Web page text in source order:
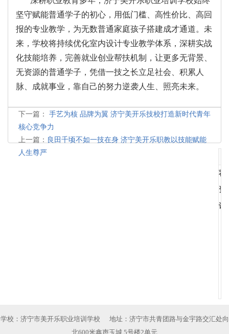
坚守赋能普通学子的初心，用低门槛、高性价比、高回
报的专业教学，为无数普通家庭孩子搭建成才通道。未
来，学校将持续优化室内设计专业教学体系，深耕实战
化技能培养，完善就业创业帮扶机制，让更多无背景、
无资源的普通学子，凭借一技之长立足社会、积累人
脉、成就事业，靠自己的努力逆袭人生、照亮未来。
下一篇： 手艺为核 品牌为翼 济宁美开乐技校打造新时代青年
核心竞争力
上一篇： 良田千顷不如一技在身 济宁美开乐职教以技能赋能
人生尊严
荐
资
讯
学校：济宁市美开乐职业培训学校 地址：济宁市共青团路与金宇路交汇处向
北600米鑫声玉城 5号楼2单元